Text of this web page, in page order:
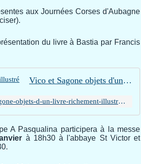
aux Journées Corses d'Aubagne
du livre à Bastia par Francis
Vico et Sagone objets d'un livre richement illustré
http://www.corsenetinfos.corsica/Vico-et-Sagone-objets-d-un-livre-richement-illustre_a23863.html
A Pasqualina participera à la messe
à 18h30 à l'abbaye St Victor et